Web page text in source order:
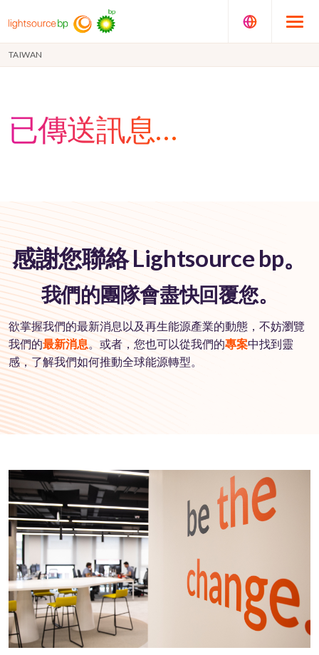
TAIWAN
已傳送訊息…
感謝您聯絡 Lightsource bp。
我們的團隊會盡快回覆您。
欲掌握我們的最新消息以及再生能源產業的動態，不妨瀏覽
我們的最新消息。或者，您也可以從我們的專案中找到靈
感，了解我們如何推動全球能源轉型。